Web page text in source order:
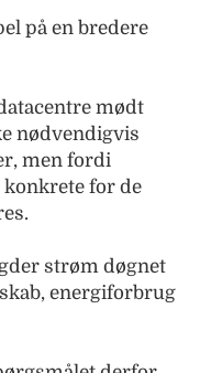
på en bredere
mødt
nødvendigvis
men fordi
konkrete for de
strøm døgnet
energiforbrug